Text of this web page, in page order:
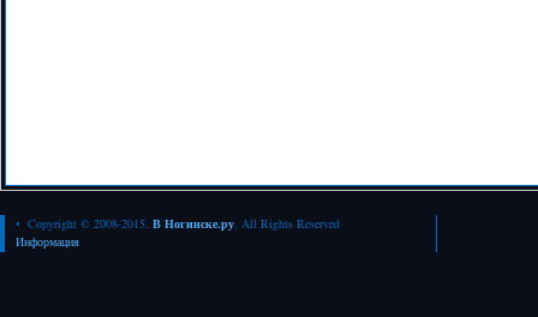
• Copyright © 2008-2015. В Ногинске.ру. All Rights Reserved
Информация